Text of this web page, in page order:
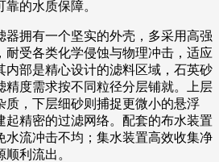
的水质保障。
器拥有一个坚实的外壳，多采用高强
耐受各类化学侵蚀与物理冲击，适应
内部是精心设计的滤料区域，石英砂
精度需求按不同粒径分层铺就。上层
质，下层细砂则捕捉更微小的悬浮
起精密的过滤网络。配套的布水装置
水流冲击不均；集水装置高效收集净
利流出。